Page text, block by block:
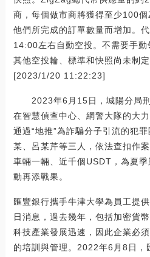
商，每個做市商將獲得至少100
他們所完成的訂單數量而增加。
14:00左右自動空投。不需要手
其他空投輪、標準和快照尚未制定
[2023/1/20 11:22:23]
2023年6月15日，城陽分局刑
在智慧偵查中心、網警大隊的大
通過“地推”為詐騙分子引流的犯
某、呂某芹等三人，依法查扣作
車輛一輛、近千個USDT，為夏
動再添戰果。
匯豐銀行攜手牛津大學為員工提
日消息，過去幾年，包括加密貨
科技產業發展迅速，因此企業必
的培訓與管理。2022年6月8日，